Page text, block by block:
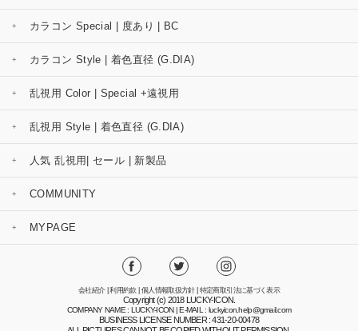
カラコン Special | 度あり | BC
カラコン Style | 着色直径 (G.DIA)
乱視用 Color | Special +遠視用
乱視用 Style | 着色直径 (G.DIA)
人気 乱視用| セール | 新製品
COMMUNITY
MYPAGE
会社紹介|利用約款| 個人情報取扱方針| 特定商取引法に基づく表示
Copyright (c) 2018 LUCKY-ICON.
COMPANY NAME : LUCKY-ICON | E-MAIL : luckyicon.help@gmail.com
BUSINESS LICENSE NUMBER : 431-20-00478